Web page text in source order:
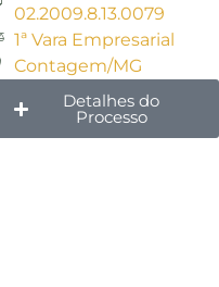
02.2009.8.13.0079
1ª Vara Empresarial
Contagem/MG
Detalhes do
Processo